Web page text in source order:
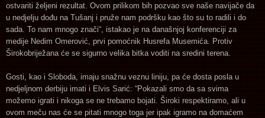
ostvariti željeni rezultat. Ovom prilikom bih pozvao sve naše navijače da
u nedjelju dođu na Tušanj i pruže nam podršku kao što su to radili i do
sada. To nam mnogo znači“, istakao je na današnjoj konferenciji za
medije Nedim Omerović, prvi pomoćnik Husrefa Musemića. Protiv
Širokobriježana će se sigurno velika bitka voditi na sredini terena.
Gosti, kao i Sloboda, imaju snažnu veznu liniju, pa će dosta posla u
nedjeljnom derbiju imati i Elvis Sarić: “Pokazali smo da sa svima
možemo igrati i nikoga se ne trebamo bojati. Široki respektiramo, ali u
ovom meču nas će se pitati mnogo toga jer ipak igramo na domaćem